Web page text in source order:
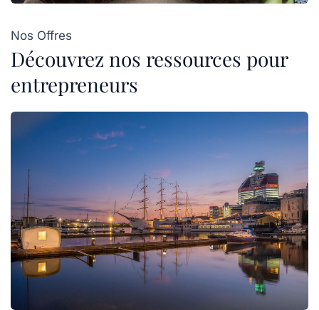
Nos Offres
Découvrez nos ressources pour
entrepreneurs